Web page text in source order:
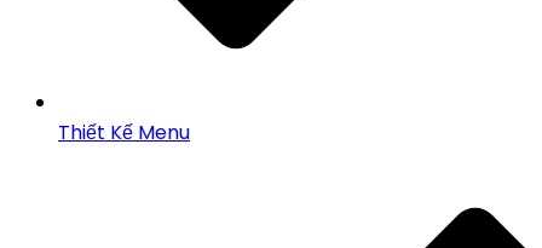
Thiết Kế Menu